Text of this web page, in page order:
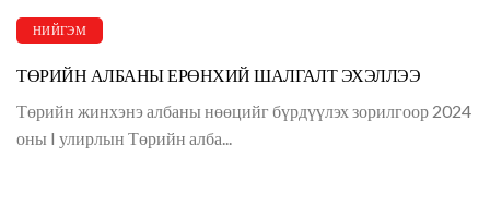
НИЙГЭМ
ТӨРИЙН АЛБАНЫ ЕРӨНХИЙ ШАЛГАЛТ ЭХЭЛЛЭЭ
Төрийн жинхэнэ албаны нөөцийг бүрдүүлэх зорилгоор 2024
оны I улирлын Төрийн алба...